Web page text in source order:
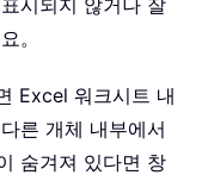
。
Excel 워크시트 내
른 개체 내부에서
숨겨져 있다면 창